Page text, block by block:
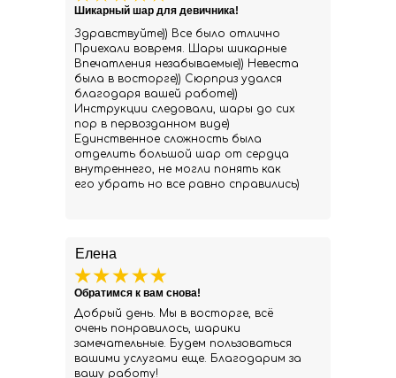
Елена
Добрый день. Мы в восторге, всё
очень понравилось, шарики
замечательные. Будем пользоваться
вашими услугами еще. Благодарим за
вашу работу!
Обратимся к вам снова!
Здравствуйте)) Все было отлично
Приехали вовремя. Шары шикарные
Впечатления незабываемые)) Невеста
была в восторге)) Сюрприз удался
благодаря вашей работе))
Инструкции следовали, шары до сих
пор в первозданном виде)
Единственное сложность была
отделить большой шар от сердца
внутреннего, не могли понять как
его убрать но все равно справились)
Шикарный шар для девичника!